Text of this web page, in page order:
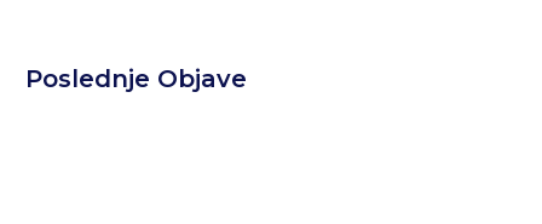
Poslednje Objave